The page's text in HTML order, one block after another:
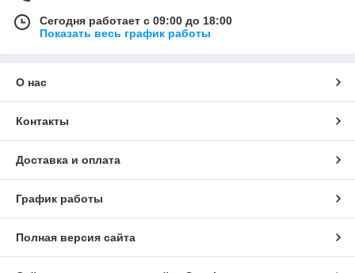
Сегодня работает с 09:00 до 18:00
Показать весь график работы
О нас
Контакты
Доставка и оплата
График работы
Полная версия сайта